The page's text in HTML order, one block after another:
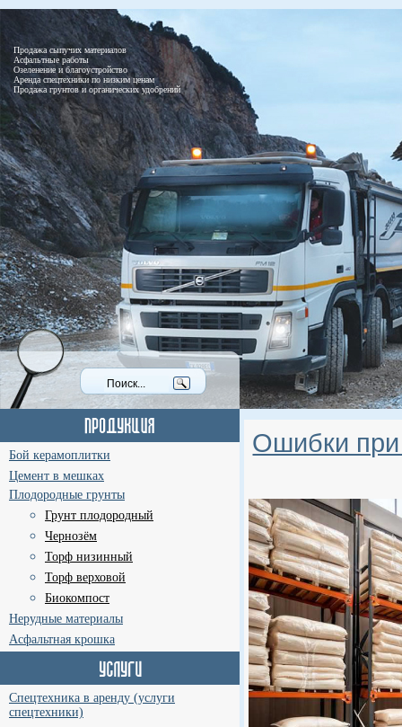
Продажа сыпучих материалов
Асфальтные работы
Озеленение и благоустройство
Аренда спецтехники по низким ценам
Продажа грунтов и органических удобрений
Бой керамоплитки
Цемент в мешках
Плодородные грунты
Грунт плодородный
Чернозём
Торф низинный
Торф верховой
Биокомпост
Нерудные материалы
Асфальтная крошка
Спецтехника в аренду (услуги
спецтехники)
Ошибки при